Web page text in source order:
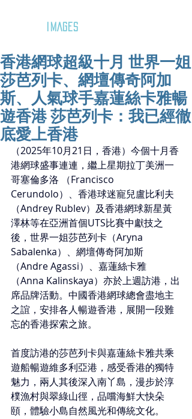
IMAGES
香港網球超級十月 世界一姐
莎芭列卡、網壇傳奇阿加
斯、人氣球手嘉蓮絲卡雅暢
遊香港 莎芭列卡：我已經徹
底愛上香港
（2025年10月21日，香港）今個十月香
港網球盛事連連，繼上星期拉丁美洲一
哥塞倫多洛 （Francisco
Cerundolo）、香港球迷寵兒盧比利夫
（Andrey Rublev）及香港網球新星黃
澤林等在亞洲首個UTS比賽中獻技之
後，世界一姐莎芭列卡（Aryna
Sabalenka）、網壇傳奇阿加斯
（Andre Agassi）、嘉蓮絲卡雅
（Anna Kalinskaya）亦於上週訪港，出
席品牌活動。中國香港網球總會盡地主
之誼，安排各人暢遊香港，展開一段難
忘的香港探索之旅。
首度訪港的莎芭列卡與嘉蓮絲卡雅共乘
遊船暢遊維多利亞港，感受香港的獨特
魅力，兩人其後深入南丫島，漫步於淳
樸漁村與翠綠山徑，品嚐海鮮大快朵
頤，體驗小島自然風光和傳統文化。